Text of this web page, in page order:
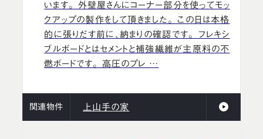
います。 外壁屋さんにコーナー部分を使ってモッ
クアップの製作をして頂きました。 この日は本格
的に張りだす前に、納まりの確認です。 フレキシ
ブルボードとはセメントと補強繊維が主原料の不
燃ボードです。 高圧のプレ …
関連物件 上山手の家